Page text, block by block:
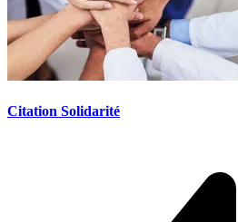
Citation Solidarité